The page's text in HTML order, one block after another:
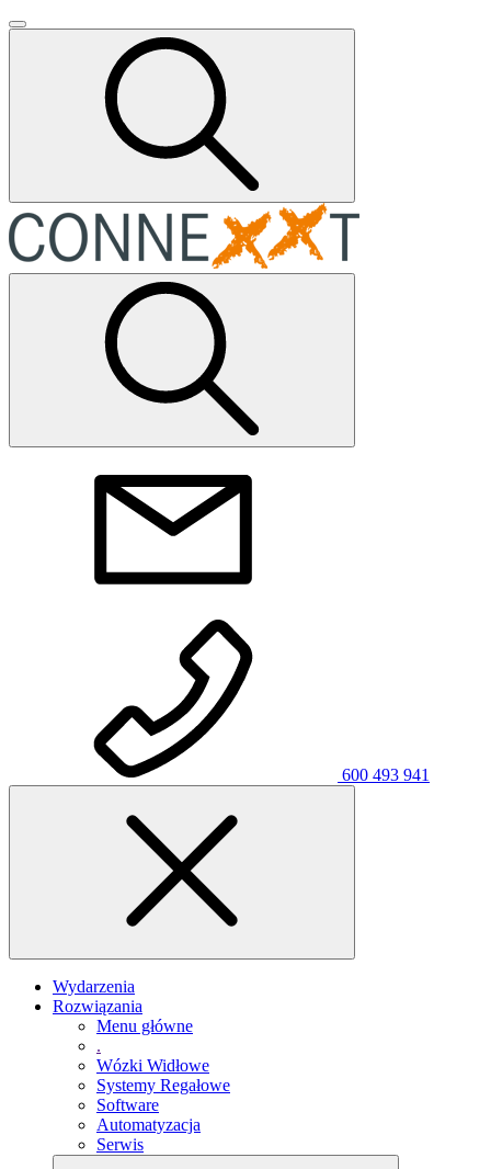
600 493 941
Wydarzenia
Rozwiązania
Menu główne
.
Wózki Widłowe
Systemy Regałowe
Software
Automatyzacja
Serwis